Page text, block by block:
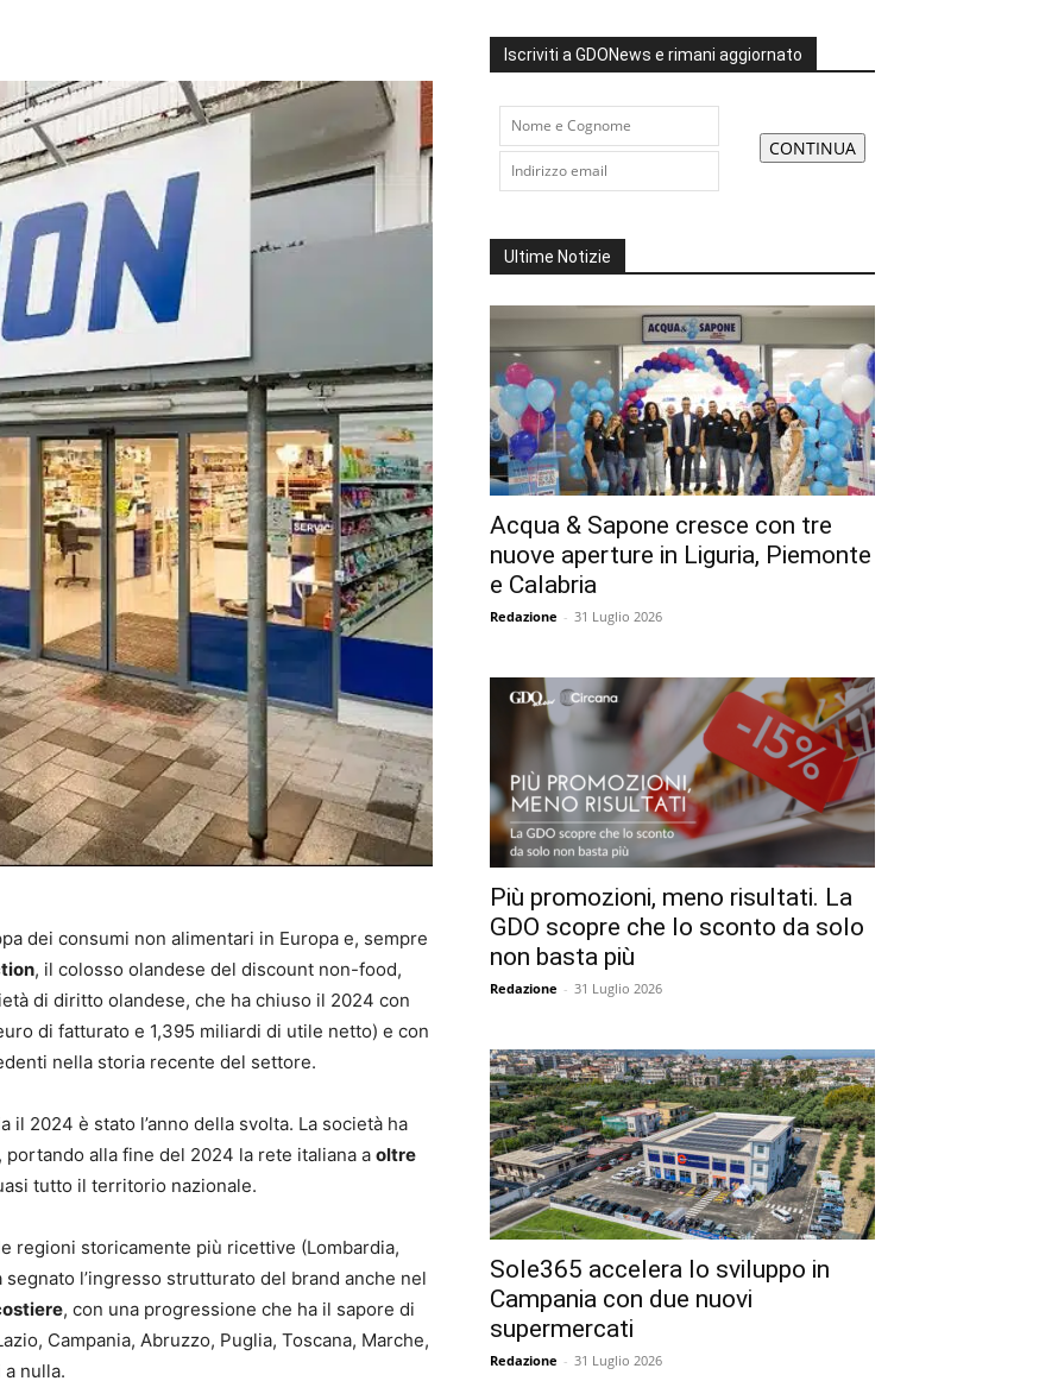
dei consumi non alimentari in Europa e, sempre
, il colosso olandese del discount non-food,
di diritto olandese, che ha chiuso il 2024 con
di fatturato e 1,395 miliardi di utile netto) e con
nella storia recente del settore.
il 2024 è stato l’anno della svolta. La società ha
, portando alla fine del 2024 la rete italiana a oltre
tutto il territorio nazionale.
regioni storicamente più ricettive (Lombardia,
l’ingresso strutturato del brand anche nel
, con una progressione che ha il sapore di
Campania, Abruzzo, Puglia, Toscana, Marche,
nulla.
Iscriviti a GDONews e rimani aggiornato
Ultime Notizie
Acqua & Sapone cresce con tre
nuove aperture in Liguria, Piemonte
e Calabria
Redazione - 31 Luglio 2026
Più promozioni, meno risultati. La
GDO scopre che lo sconto da solo
non basta più
Redazione - 31 Luglio 2026
Sole365 accelera lo sviluppo in
Campania con due nuovi
supermercati
Redazione - 31 Luglio 2026